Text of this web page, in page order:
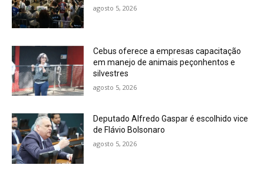
agosto 5, 2026
Cebus oferece a empresas capacitação
em manejo de animais peçonhentos e
silvestres
agosto 5, 2026
Deputado Alfredo Gaspar é escolhido vice
de Flávio Bolsonaro
agosto 5, 2026